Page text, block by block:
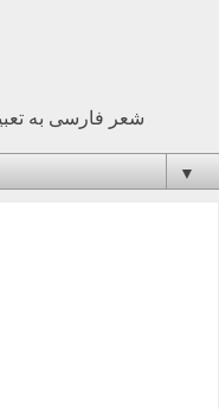
شعر فارسی به
▼